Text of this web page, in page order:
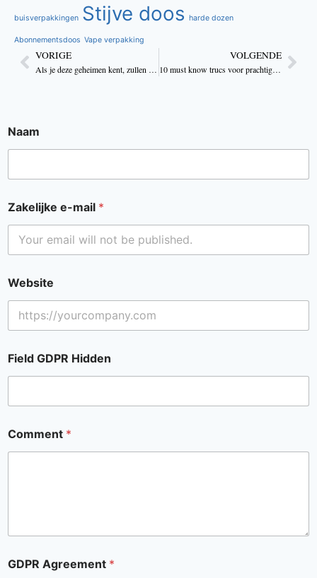
buisverpakkingen Stijve doos harde dozen
Abonnementsdoos Vape verpakking
VORIGE
Als je deze geheimen kent, zullen je kaarsendozen er fantastisch uitzien
VOLGENDE
10 must know trucs voor prachtige ontwerpen van kaarsdozen
Naam
Zakelijke e-mail *
Website
Field GDPR Hidden
Comment *
GDPR Agreement *